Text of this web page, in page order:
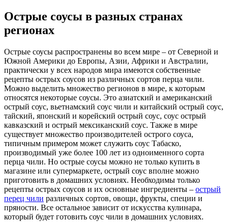
Острые соусы в разных странах
регионах
Острые соусы распространены во всем мире – от Северной и
Южной Америки до Европы, Азии, Африки и Австралии,
практически у всех народов мира имеются собственные
рецепты острых соусов из различных сортов перца чили.
Можно выделить множество регионов в мире, к которым
относятся некоторые соусы. Это азиатский и американский
острый соус, вьетнамский соус чили и китайский острый соус,
тайский, японский и корейский острый соус, соус острый
кавказский и острый мексиканский соус. Также в мире
существует множество производителей острого соуса,
типичным примером может служить соус Табаско,
производимый уже более 100 лет из одноименного сорта
перца чили. Но острые соусы можно не только купить в
магазине или супермаркете, острый соус вполне можно
приготовить в домашних условиях. Необходимы только
рецепты острых соусов и их основные ингредиенты – острый
перец чили различных сортов, овощи, фрукты, специи и
пряности. Все остальное зависит от искусства кулинара,
который будет готовить соус чили в домашних условиях.